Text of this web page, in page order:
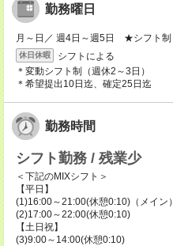
勤務曜日
月～日／ 週4日～週5日 ★シフト制
休日休暇
シフトによる
＊変動シフト制（週休2～3日）
＊希望提出10日迄、確定25日迄
勤務時間
シフト勤務 / 残業少
＜下記のMIXシフト＞
【平日】
(1)16:00～21:00(休憩0:10)（メイン）
(2)17:00～22:00(休憩0:10)
【土日祝】
(3)9:00～14:00(休憩0:10)